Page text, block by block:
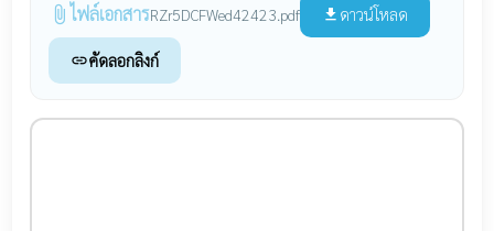
attach_file ไฟล์เอกสารRZr5DCFWed42423.pdf file_download ดาวน์โหลด
linkคัดลอกลิงก์